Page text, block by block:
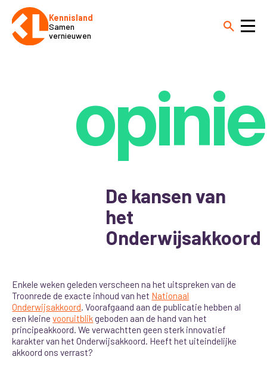
Kennisland
Samen
vernieuwen
opinie
De kansen van
het
Onderwijsakkoord
Enkele weken geleden verscheen na het uitspreken van de
Troonrede de exacte inhoud van het Nationaal
Onderwijsakkoord. Voorafgaand aan de publicatie hebben al
een kleinevooruitblikgeboden aan de hand van het
principeakkoord. We verwachtten geen sterk innovatief
karakter van het Onderwijsakkoord. Heeft het uiteindelijke
akkoord ons verrast?